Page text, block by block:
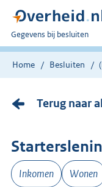
U
bent
nu
Gegevens bij besluiten
Home Besluiten
Terug naar
Inkomen
Wonen